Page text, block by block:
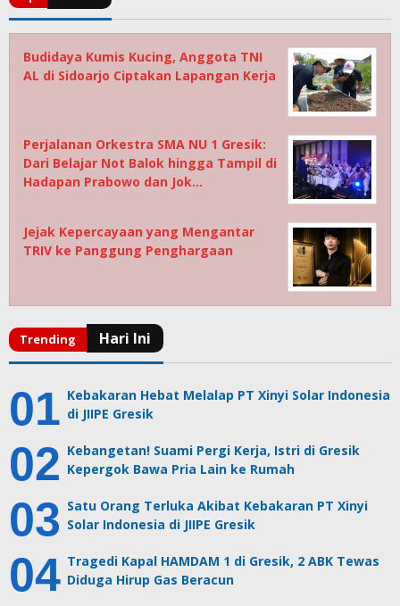
Budidaya Kumis Kucing, Anggota TNI
AL di Sidoarjo Ciptakan Lapangan Kerja
Perjalanan Orkestra SMA NU 1 Gresik:
Dari Belajar Not Balok hingga Tampil di
Hadapan Prabowo dan Jok…
Jejak Kepercayaan yang Mengantar
TRIV ke Panggung Penghargaan
Kebakaran Hebat Melalap PT Xinyi Solar Indonesia
di JIIPE Gresik
Kebangetan! Suami Pergi Kerja, Istri di Gresik
Kepergok Bawa Pria Lain ke Rumah
Satu Orang Terluka Akibat Kebakaran PT Xinyi
Solar Indonesia di JIIPE Gresik
Tragedi Kapal HAMDAM 1 di Gresik, 2 ABK Tewas
Diduga Hirup Gas Beracun